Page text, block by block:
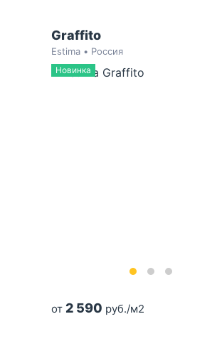
Graffito
Estima • Россия
Новинка
от 2 590 руб./м2